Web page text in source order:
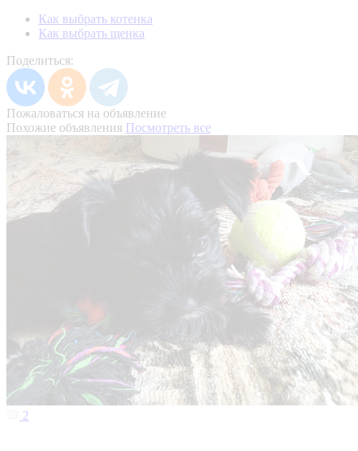
Как выбрать котенка
Как выбрать щенка
Поделиться:
Пожаловаться на объявление
Похожие объявления Посмотреть все
2